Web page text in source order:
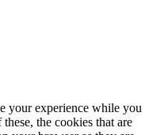
your experience while you
the cookies that are